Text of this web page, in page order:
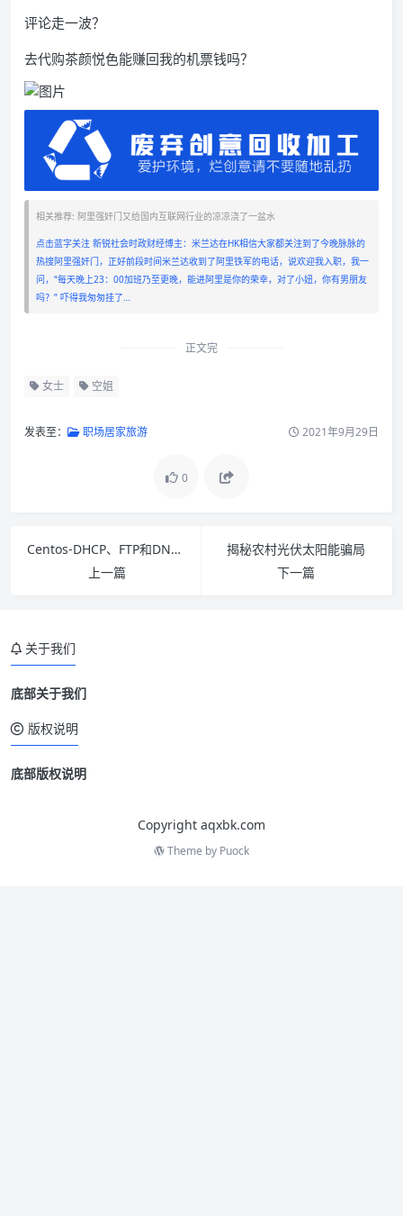
评论走一波？
去代购茶颜悦色能赚回我的机票钱吗？
相关推荐: 阿里强奸门又给国内互联网行业的凉凉浇了一盆水
点击蓝字关注 新锐社会时政财经博主：米兰达在HK相信大家都关注到了今晚脉脉的
热搜阿里强奸门，正好前段时间米兰达收到了阿里铁军的电话，说欢迎我入职，我一
问，“每天晚上23：00加班乃至更晚，能进阿里是你的荣幸，对了小妞，你有男朋友
吗？” 吓得我匆匆挂了…
正文完
女士 空姐
发表至： 职场居家旅游 2021年9月29日
0
Centos-DHCP、FTP和DNS搭建与配置
上一篇
揭秘农村光伏太阳能骗局
下一篇
关于我们
底部关于我们
版权说明
底部版权说明
Copyright aqxbk.com
Theme by Puock